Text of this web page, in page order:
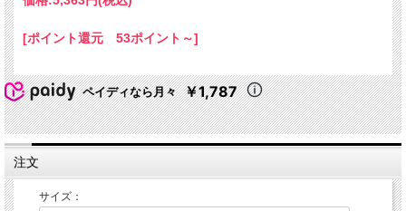
[ポイント還元 53ポイント～]
ペイディなら月々 ￥1,787
注文
サイズ：